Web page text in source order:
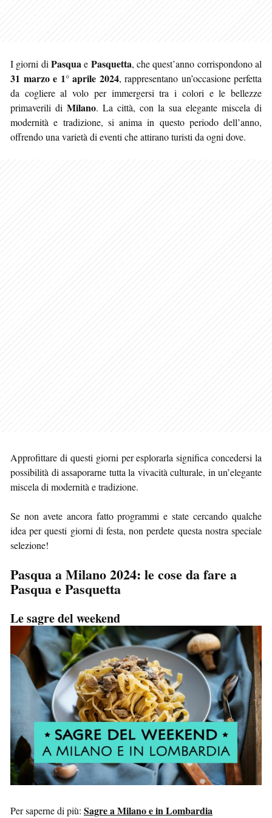
I giorni di Pasquae Pasquetta, che quest’anno corrispondono al
31 marzo e 1° aprile 2024, rappresentano un’occasione perfetta
da cogliere al volo per immergersi tra i colori e le bellezze
primaverili di Milano. La città, con la sua elegante miscela di
modernità e tradizione, si anima in questo periodo dell’anno,
offrendo una varietà di eventi che attirano turisti da ogni dove.
Approfittare di questi giorni per esplorarla significa concedersi la
possibilità di assaporarne tutta la vivacità culturale, in un’elegante
miscela di modernità e tradizione.
Se non avete ancora fatto programmi e state cercando qualche
idea per questi giorni di festa, non perdete questa nostra speciale
selezione!
Pasqua a Milano 2024: le cose da fare a
Pasqua e Pasquetta
Le sagre del weekend
Per saperne di più: Sagre a Milano e in Lombardia